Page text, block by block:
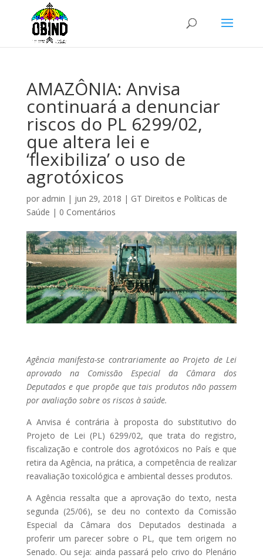
AMAZÔNIA: Anvisa
continuará a denunciar
riscos do PL 6299/02,
que altera lei e
‘flexibiliza’ o uso de
agrotóxicos
por admin | jun 29, 2018 | GT Direitos e Políticas de
Saúde | 0 Comentários
Agência manifesta-se contrariamente ao Projeto de Lei
aprovado na Comissão Especial da Câmara dos
Deputados e que propõe que tais produtos não passem
por avaliação sobre os riscos à saúde.
A Anvisa é contrária à proposta do substitutivo do
Projeto de Lei (PL) 6299/02, que trata do registro,
fiscalização e controle dos agrotóxicos no País e que
retira da Agência, na prática, a competência de realizar
reavaliação toxicológica e ambiental desses produtos.
A Agência ressalta que a aprovação do texto, nesta
segunda (25/06), se deu no contexto da Comissão
Especial da Câmara dos Deputados destinada a
proferir um parecer sobre o PL, que tem origem no
Senado. Ou seja: ainda passará pelo crivo do Plenário